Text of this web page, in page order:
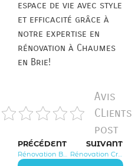
espace de vie avec style
et efficacité grâce à
notre expertise en
rénovation à Chaumes
en Brie!
Avis
CLients
post
PRÉCÉDENT
Rénovation Beauvoir 77390
SUIVANT
Rénovation Crisenoy 77390